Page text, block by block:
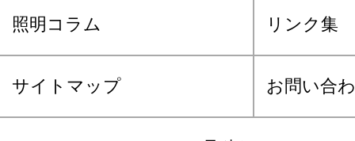
照明コラム リンク集
サイトマップ お問い合